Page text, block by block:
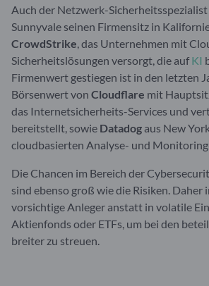
Auch der Netzwerk-Sicherheitsspezialist
Sunnyvale seinen Firmensitz in
CrowdStrike, das Unternehmen mit
Sicherheitslösungen versorgt, die auf KI
Firmenwert gestiegen ist in den letzten
Börsenwert von Cloudflare mit
das Internetsicherheits-Services und
bereitstellt, sowie Datadog aus New
cloudbasierten Analyse- und
Die Chancen im Bereich der
sind ebenso groß wie die Risiken. Daher
vorsichtige Anleger anstatt in volatile
Aktienfonds oder ETFs, um bei den
breiter zu streuen.